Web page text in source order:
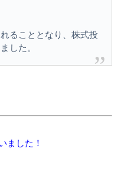
れることとなり、株式投
した。
ました！